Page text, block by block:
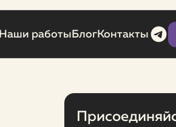
Наши работы БлогКонтакты